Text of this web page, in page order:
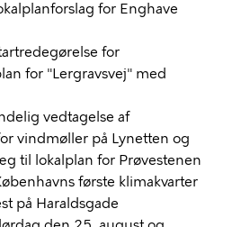
for Enghave
for
for "Lergravsvej" med
vedtagelse af
vindmøller på Lynetten og
til lokalplan for Prøvestenen
første klimakvarter
på Haraldsgade